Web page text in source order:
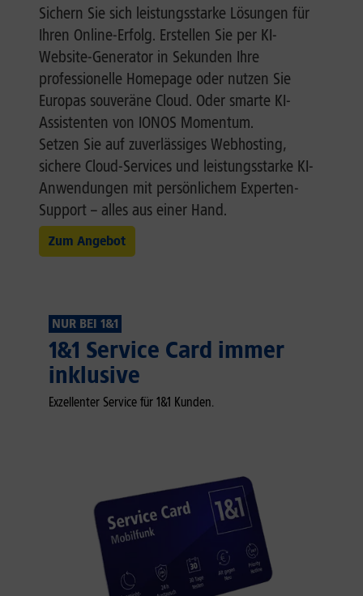
Sichern Sie sich leistungsstarke Lösungen für
Ihren Online-Erfolg. Erstellen Sie per KI-
Website-Generator in Sekunden Ihre
professionelle Homepage oder nutzen Sie
Europas souveräne Cloud. Oder smarte KI-
Assistenten von IONOS Momentum.
Setzen Sie auf zuverlässiges Webhosting,
sichere Cloud-Services und leistungsstarke KI-
Anwendungen mit persönlichem Experten-
Support – alles aus einer Hand.
Zum Angebot
NUR BEI 1&1
1&1 Service Card immer
inklusive
Exzellenter Service für 1&1 Kunden.